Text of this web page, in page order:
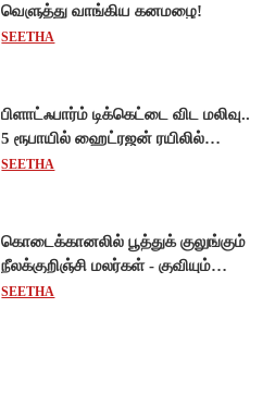
வெளுத்து வாங்கிய கனமழை!
SEETHA
பிளாட்ஃபார்ம் டிக்கெட்டை விட மலிவு..
5 ரூபாயில் ஹைட்ரஜன் ரயிலில்
பயணிக்கலாம்!
SEETHA
கொடைக்கானலில் பூத்துக் குலுங்கும்
நீலக்குறிஞ்சி மலர்கள் - குவியும்
சுற்றுலாப் பயணிகள்!
SEETHA